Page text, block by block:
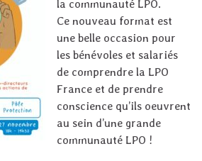
la communauté LPO.
Ce nouveau format est
une belle occasion pour
les bénévoles et salariés
de comprendre la LPO
France et de prendre
conscience qu’ils oeuvrent
au sein d’une grande
communauté LPO !